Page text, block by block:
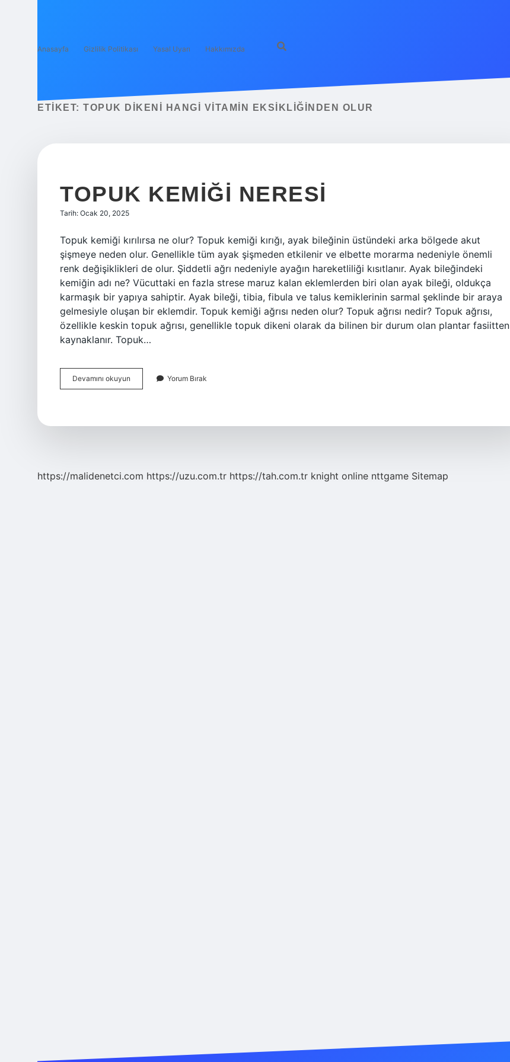
Anasayfa Gizlilik Politikası Yasal Uyarı Hakkımızda
ETIKET: TOPUK DIKENI HANGI VITAMIN EKSIKLIĞINDEN OLUR
TOPUK KEMIĞI NERESI
Tarih: Ocak 20, 2025
Topuk kemiği kırılırsa ne olur? Topuk kemiği kırığı, ayak bileğinin üstündeki arka bölgede akut
şişmeye neden olur. Genellikle tüm ayak şişmeden etkilenir ve elbette morarma nedeniyle önemli
renk değişiklikleri de olur. Şiddetli ağrı nedeniyle ayağın hareketliliği kısıtlanır. Ayak bileğindeki
kemiğin adı ne? Vücuttaki en fazla strese maruz kalan eklemlerden biri olan ayak bileği, oldukça
karmaşık bir yapıya sahiptir. Ayak bileği, tibia, fibula ve talus kemiklerinin sarmal şeklinde bir araya
gelmesiyle oluşan bir eklemdir. Topuk kemiği ağrısı neden olur? Topuk ağrısı nedir? Topuk ağrısı,
özellikle keskin topuk ağrısı, genellikle topuk dikeni olarak da bilinen bir durum olan plantar fasiitten
kaynaklanır. Topuk…
Devamını okuyun
Kemiği
Yorum Bırak
https://malidenetci.com https://uzu.com.tr https://tah.com.tr knight online nttgame Sitemap